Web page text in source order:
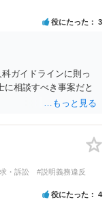
役にたった 3
ガイドラインに則っ
相談すべき事案だと
・訴訟
#説明義務違反
役にたった 4